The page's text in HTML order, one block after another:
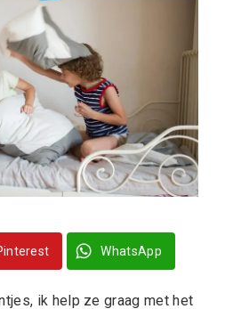
WhatsApp
ik help ze graag met het